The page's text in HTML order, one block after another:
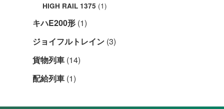
HIGH RAIL 1375 (1)
キハE200形 (1)
ジョイフルトレイン (3)
貨物列車 (14)
配給列車 (1)